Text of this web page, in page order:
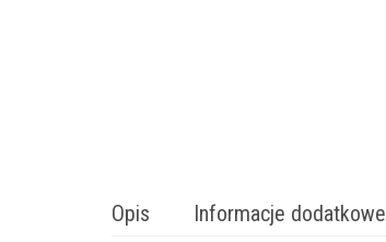
Opis Informacje dodatkowe